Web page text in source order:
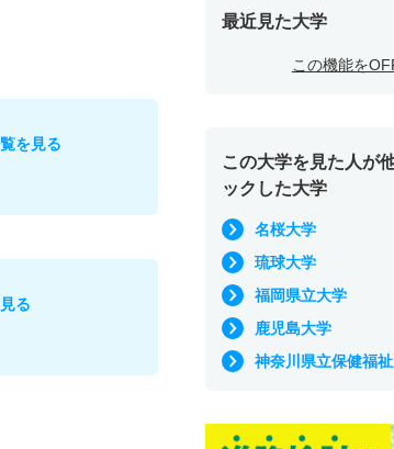
を見る
る
最近見た大学
この機能を
この大学を見た人が
ックした大学
名桜大学
琉球大学
福岡県立大学
鹿児島大学
神奈川県立保健福